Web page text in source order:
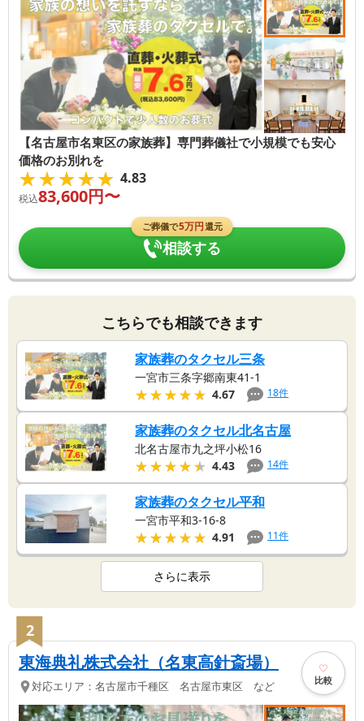
【名古屋市名東区の家族葬】専門葬儀社で小規模でも安心
価格のお別れを
★★★★★
★★★★★ 4.83
税込83,600円〜
ご葬儀で5万円還元
相談する
こちらでも相談できます
家族葬のタクセル三条
一宮市三条字郷南東41-1
★★★★★
★★★★★ 4.67 18件
家族葬のタクセル北名古屋
北名古屋市九之坪小松16
★★★★★
★★★★★ 4.43 14件
家族葬のタクセル平和
一宮市平和3-16-8
★★★★★
★★★★★ 4.91 11件
さらに表示
2
東海典礼株式会社（名東高針斎場）
対応エリア： 名古屋市千種区 名古屋市東区 など 比較